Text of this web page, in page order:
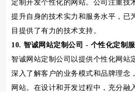
定制开发个性化的网站。公司注重技
提升自身的技术实力和服务水平，已
目提供了有力的技术支持。
10. 智诚网站定制公司 - 个性化定制
智诚网站定制公司以提供个性化网站
深入了解客户的业务模式和品牌理念
网站。在设计和开发过程中，充分融